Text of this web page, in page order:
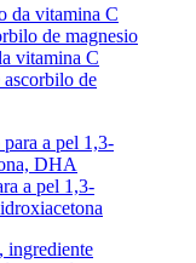
vitamina C
ascorbilo de
a pel 1,3-